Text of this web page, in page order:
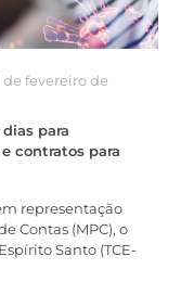
de fevereiro de
para
contratos para
representação
Contas (MPC), o
Santo (TCE-